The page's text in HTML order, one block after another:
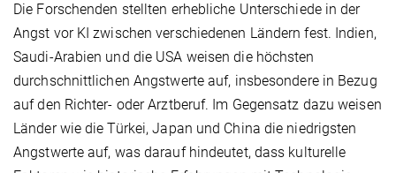
Die Forschenden stellten erhebliche Unterschiede in der
Angst vor KI zwischen verschiedenen Ländern fest. Indien,
Saudi-Arabien und die USA weisen die höchsten
durchschnittlichen Angstwerte auf, insbesondere in Bezug
auf den Richter- oder Arztberuf. Im Gegensatz dazu weisen
Länder wie die Türkei, Japan und China die niedrigsten
Angstwerte auf, was darauf hindeutet, dass kulturelle